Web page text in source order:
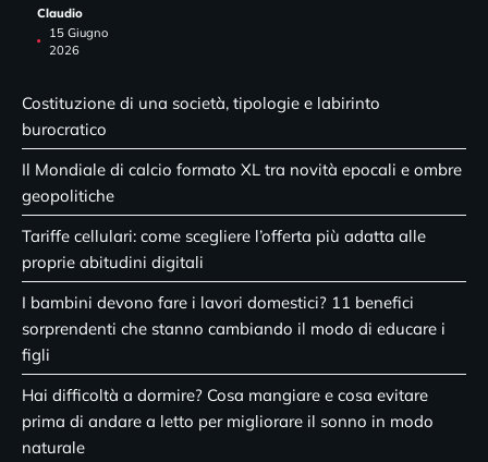
Claudio
15 Giugno
2026
Costituzione di una società, tipologie e labirinto
burocratico
Il Mondiale di calcio formato XL tra novità epocali e ombre
geopolitiche
Tariffe cellulari: come scegliere l’offerta più adatta alle
proprie abitudini digitali
I bambini devono fare i lavori domestici? 11 benefici
sorprendenti che stanno cambiando il modo di educare i
figli
Hai difficoltà a dormire? Cosa mangiare e cosa evitare
prima di andare a letto per migliorare il sonno in modo
naturale